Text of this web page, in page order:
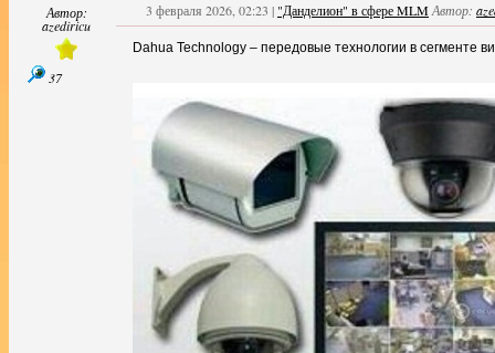
Автор:
azediricu
37
3 февраля 2026, 02:23 | "Данделион" в сфере MLMАвтор:
Dahua Technology – передовые технологии в сегменте